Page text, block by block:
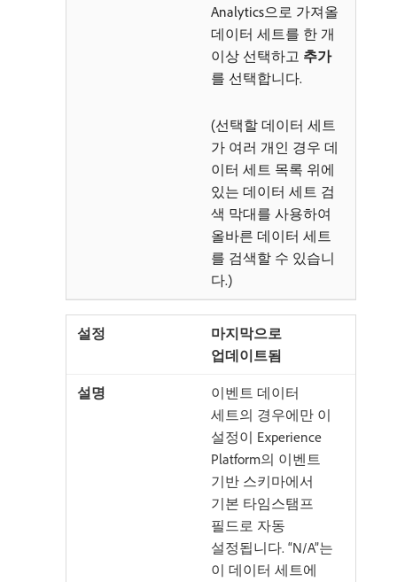
Analytics으로 가져올
데이터 세트를 한 개
이상 선택하고 추가
를 선택합니다.
(선택할 데이터 세트
가 여러 개인 경우 데
이터 세트 목록 위에
있는 데이터 세트 검
색 막대를 사용하여
올바른 데이터 세트
를 검색할 수 있습니
다.)
마지막으로
업데이트됨
이벤트 데이터
세트의 경우에만 이
설정이 Experience
Platform의 이벤트
기반 스키마에서
기본 타임스탬프
필드로 자동
설정됩니다. “N/A”는
이 데이터 세트에